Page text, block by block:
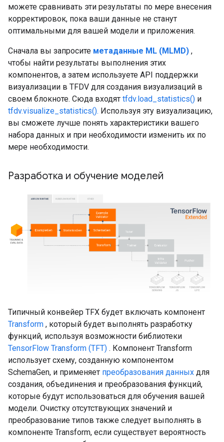
можете сравнивать эти результаты по мере внесения
корректировок, пока ваши данные не станут
оптимальными для вашей модели и приложения.
Сначала вы запросите метаданные ML (MLMD) ,
чтобы найти результаты выполнения этих
компонентов, а затем используете API поддержки
визуализации в TFDV для создания визуализаций в
своем блокноте. Сюда входят tfdv.load_statistics() и
tfdv.visualize_statistics(). Используя эту визуализацию,
вы сможете лучше понять характеристики вашего
набора данных и при необходимости изменить их по
мере необходимости.
Разработка и обучение моделей
Типичный конвейер TFX будет включать компонент
Transform , который будет выполнять разработку
функций, используя возможности библиотеки
TensorFlow Transform (TFT) . Компонент Transform
использует схему, созданную компонентом
SchemaGen, и применяет преобразования данных для
создания, объединения и преобразования функций,
которые будут использоваться для обучения вашей
модели. Очистку отсутствующих значений и
преобразование типов также следует выполнять в
компоненте Transform, если существует вероятность